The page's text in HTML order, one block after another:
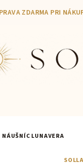
ZDARMA PRI
LUNAVERA
SOLLA